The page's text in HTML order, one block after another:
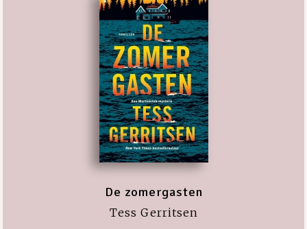
De zomergasten
Tess Gerritsen